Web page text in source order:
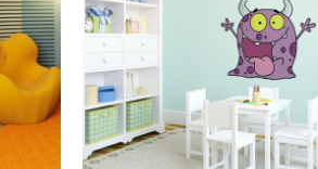
można
wybrać
na
stronie
produktu